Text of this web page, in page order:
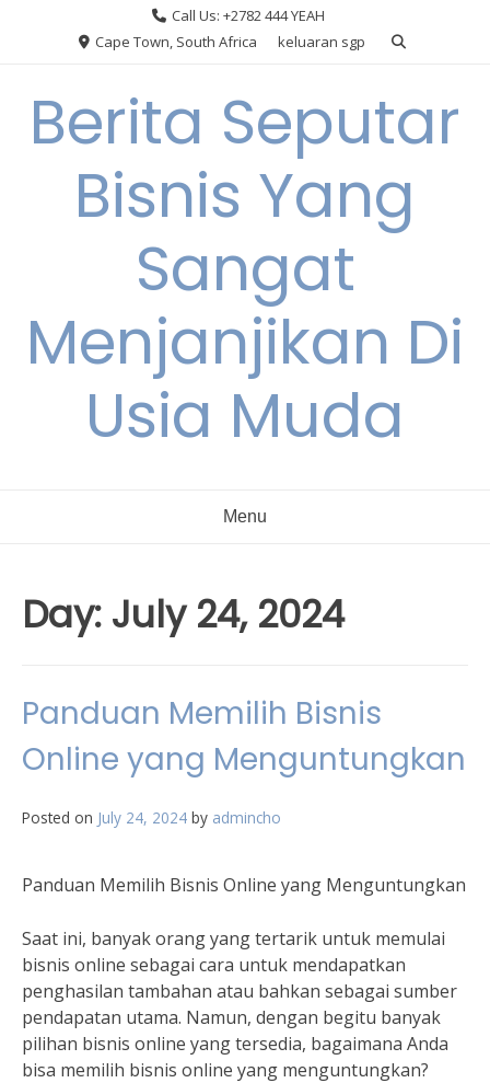
Call Us: +2782 444 YEAH
Cape Town, South Africa
keluaran sgp
Berita Seputar
Bisnis Yang
Sangat
Menjanjikan Di
Usia Muda
Menu
Day: July 24, 2024
Panduan Memilih Bisnis
Online yang Menguntungkan
Posted on July 24, 2024 by admincho
Panduan Memilih Bisnis Online yang Menguntungkan
Saat ini, banyak orang yang tertarik untuk memulai
bisnis online sebagai cara untuk mendapatkan
penghasilan tambahan atau bahkan sebagai sumber
pendapatan utama. Namun, dengan begitu banyak
pilihan bisnis online yang tersedia, bagaimana Anda
bisa memilih bisnis online yang menguntungkan?